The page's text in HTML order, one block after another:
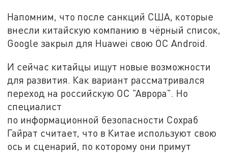
Напомним, что после санкций США, которые
внесли китайскую компанию в чёрный список,
Google закрыл для Huawei свою ОС Android.
И сейчас китайцы ищут новые возможности
для развития. Как вариант рассматривался
переход на российскую ОС "Аврора". Но
специалист
по информационной безопасности Сохраб
Гайрат считает, что в Китае используют свою
ось и сценарий, по которому они примут